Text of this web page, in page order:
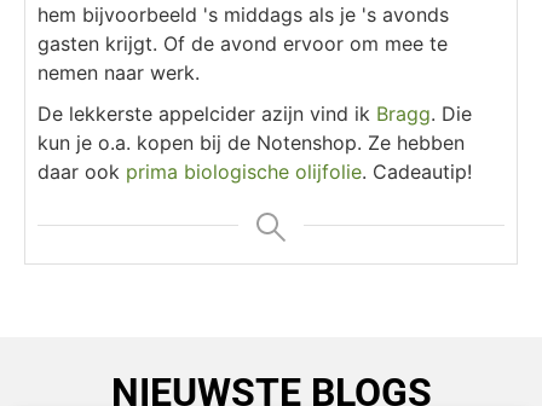
hem bijvoorbeeld 's middags als je 's avonds
gasten krijgt. Of de avond ervoor om mee te
nemen naar werk.
De lekkerste appelcider azijn vind ik Bragg. Die
kun je o.a. kopen bij de Notenshop. Ze hebben
daar ook prima biologische olijfolie. Cadeautip!
NIEUWSTE BLOGS